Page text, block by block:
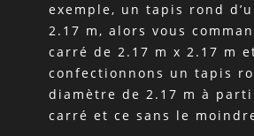
exemple, un tapis rond
2.17 m, alors vous
carré de 2.17 m x 2.17 m
confectionnons un tapis
diamètre de 2.17 m à
carré et ce sans le